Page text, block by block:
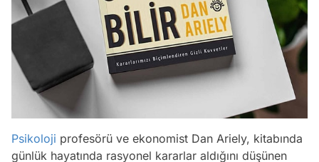
Psikoloji profesörü ve ekonomist Dan Ariely, kitabında
günlük hayatında rasyonel kararlar aldığını düşünen